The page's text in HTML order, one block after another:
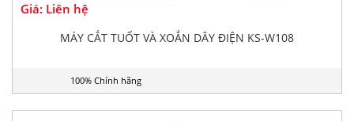
Giá: Liên hệ
MÁY CẮT TUỐT VÀ XOẮN DÂY ĐIỆN KS-W108
100% Chính hãng